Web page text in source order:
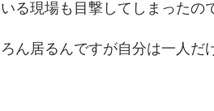
る現場も目撃してしまったの
ん居るんですが自分は一人だ